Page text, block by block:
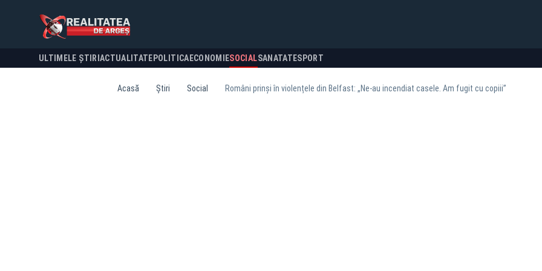
ULTIMELE ȘTIRI ACTUALITATE POLITICA ECONOMIESOCIALSANATATESPORT
Acasă Știri Social Români prinși în violențele din Belfast: „Ne-au incendiat casele. Am fugit cu copiii”